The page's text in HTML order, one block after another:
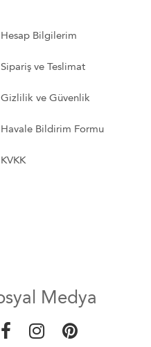
Hesap Bilgilerim
Sipariş ve Teslimat
Gizlilik ve Güvenlik
Havale Bildirim Formu
KVKK
Medya